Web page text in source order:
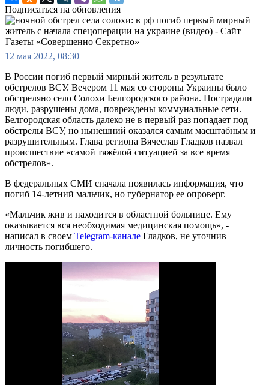
Подписаться на обновления
12 мая 2022, 08:30
В России погиб первый мирный житель в результате
обстрелов ВСУ. Вечером 11 мая со стороны Украины было
обстреляно село Солохи Белгородского района. Пострадали
люди, разрушены дома, повреждены коммунальные сети.
Белгородская область далеко не в первый раз попадает под
обстрелы ВСУ, но нынешний оказался самым масштабным и
разрушительным. Глава региона Вячеслав Гладков назвал
происшествие «самой тяжёлой ситуацией за все время
обстрелов».
В федеральных СМИ сначала появилась информация, что
погиб 14-летний мальчик, но губернатор ее опроверг.
«Мальчик жив и находится в областной больнице. Ему
оказывается вся необходимая медицинская помощь», -
написал в своем Telegram-канале Гладков, не уточнив
личность погибшего.